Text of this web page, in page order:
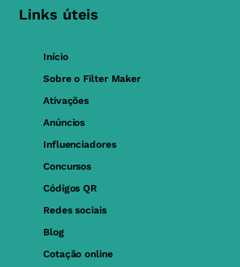
Links úteis
Início
Sobre o Filter Maker
Ativações
Anúncios
Influenciadores
Concursos
Códigos QR
Redes sociais
Blog
Cotação online